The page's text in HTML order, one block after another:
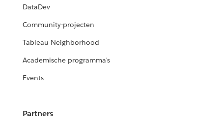
DataDev
Community-projecten
Tableau Neighborhood
Academische programma's
Events
Partners